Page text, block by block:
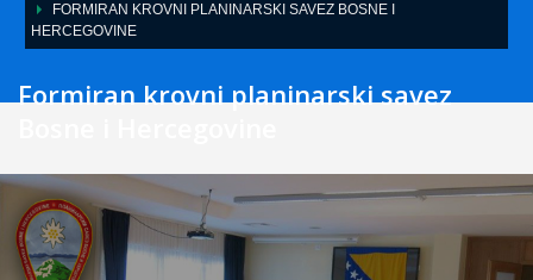
FORMIRAN KROVNI PLANINARSKI SAVEZ BOSNE I
HERCEGOVINE
Formiran krovni planinarski savez